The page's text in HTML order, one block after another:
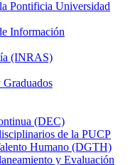
Pontificia Universidad
Información
(INRAS)
Graduados
(DEC)
de la PUCP
Humano (DGTH)
y Evaluación